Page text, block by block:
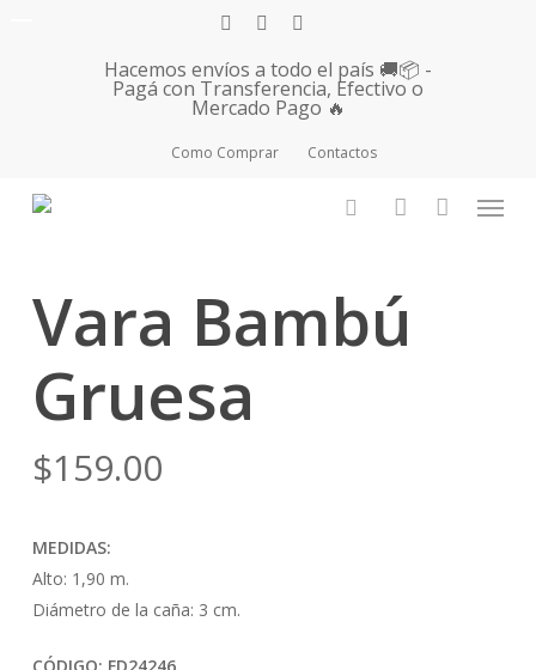
Hacemos envíos a todo el país 🚚📦 -
Pagá con Transferencia, Efectivo o
Mercado Pago 🔥
Como Comprar Contactos
Menu
Bambú
Vara Bambú
Gruesa
$159.00
MEDIDAS:
Alto: 1,90 m.
Diámetro de la caña: 3 cm.